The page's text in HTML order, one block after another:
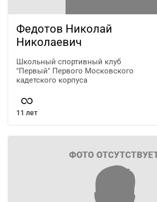
Федотов Николай
Николаевич
Школьный спортивный клуб
"Первый" Первого Московского
кадетского корпуса
11 лет